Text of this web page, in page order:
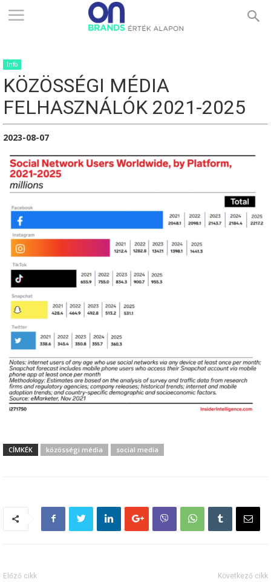
ONBRANDS
–
ALAPON
Info
KÖZÖSSÉGI MÉDIA
FELHASZNÁLÓK 2021-2025
2023-08-07
CÍMKÉK közösségi média social media
Előző cikk Következő cikk